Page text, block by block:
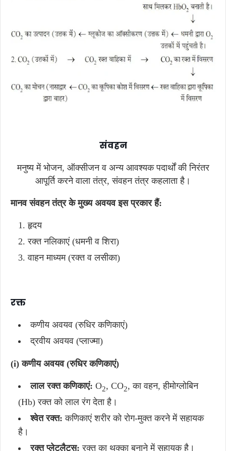
संवहन
मनुष्य में भोजन, ऑक्सीजन व अन्य आवश्यक पदार्थों की निरंतर
आपूर्ति करने वाला तंत्र, संवहन तंत्र कहलाता है।
मानवसंवहन तंत्रके मुख्य अवयव इस प्रकार हैं:
हृदय
रक्त नलिकाएं (धमनी व शिरा)
वाहन माध्यम (रक्त व लसीका)
रक्त
कणीय अवयव (रुधिर कणिकाएं)
द्रवीय अवयव (प्लाज्मा)
(i) कणीय अवयव (रुधिर कणिकाएं)
लाल रक्त कणिकाएं: O2, CO2, का वहन, हीमोग्लोबिन
(Hb) रक्त को लाल रंग देता है।
श्वेत रक्त: कणिकाएं शरीर को रोग-मुक्त करने में सहायक
है।
रक्त प्लेटलैट्स: रक्त का थक्का बनाने में सहायक है।